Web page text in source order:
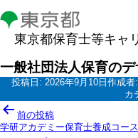
東京都保育士等キャ
一般社団法人保育の
投稿日: 2026年9月10日 作成者:
カ
投
稿
前の投稿
学研アカデミー保育士養成コース